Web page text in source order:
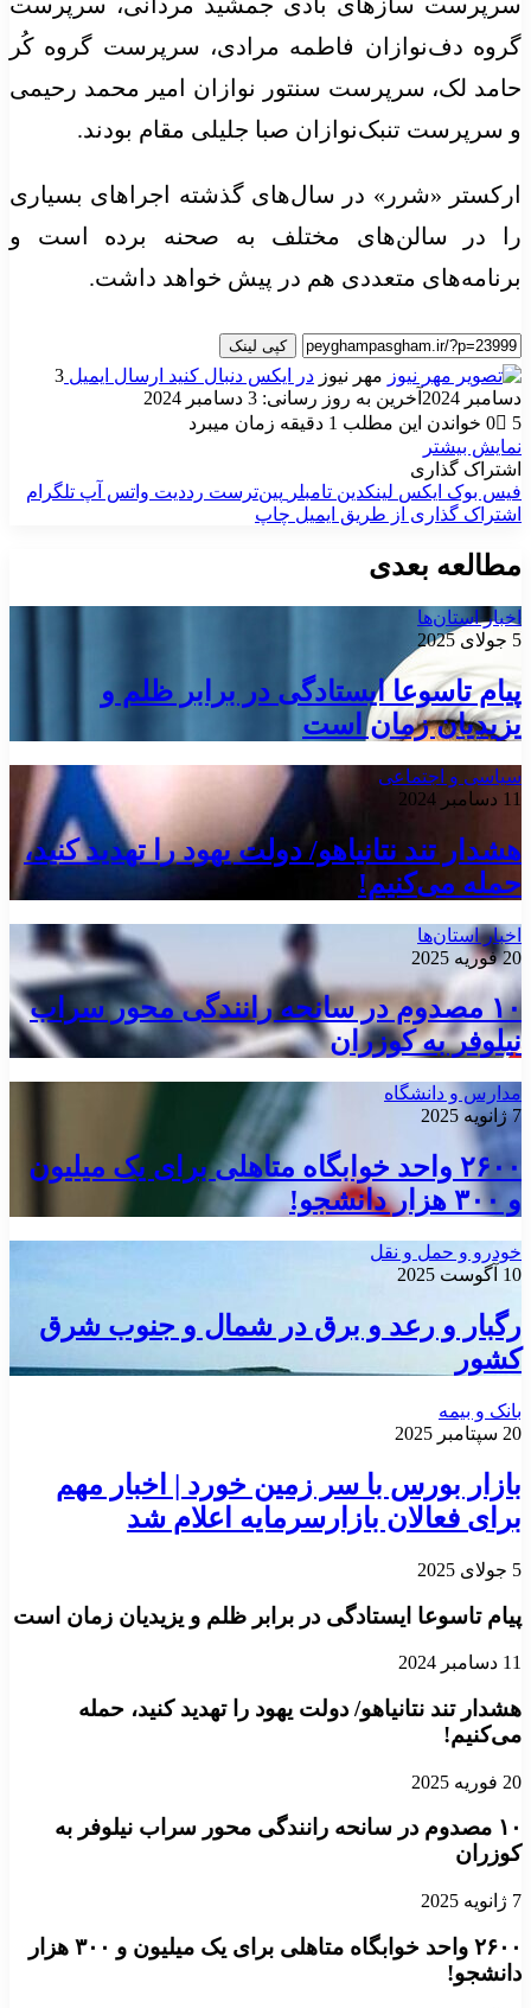
گروه دف‌نوازان فاطمه مرادی، سرپرست گروه کُر
حامد لک، سرپرست سنتور نوازان امیر محمد رحیمی
و سرپرست تنبک‌نوازان صبا جلیلی مقام بودند.
ارکستر «شرر» در سال‌های گذشته اجراهای بسیاری
را در سالن‌های مختلف به صحنه برده است و
برنامه‌های متعددی هم در پیش خواهد داشت.
کپی لینک
مهر نیوز در ایکس دنبال کنید ارسال ایمیل 3
دسامبر 2024
آخرین به روز رسانی: 3 دسامبر 2024
0
5
خواندن این مطلب 1 دقیقه زمان میبرد
نمایش بیشتر
اشتراک گذاری
فیس بوک ایکس لینکدین ‫تامبلر ‫پین‌ترست ‫رددیت واتس آپ تلگرام
اشتراک گذاری از طریق ایمیل چاپ
مطالعه بعدی
اخبار استان‌ها
5 جولای 2025
پیام تاسوعا ایستادگی در برابر ظلم و
یزیدیان زمان است
سیاسی و اجتماعی
11 دسامبر 2024
هشدار تند نتانیاهو/ دولت یهود را تهدید کنید،
حمله می‌کنیم!
اخبار استان‌ها
20 فوریه 2025
۱۰ مصدوم در سانحه رانندگی محور سراب
نیلوفر به کوزران
مدارس و دانشگاه
7 ژانویه 2025
۲۶۰۰ واحد خوابگاه متاهلی برای یک میلیون
و ۳۰۰ هزار دانشجو!
خودرو و حمل و نقل
10 آگوست 2025
رگبار و رعد و برق در شمال و جنوب شرق
کشور
بانک و بیمه
20 سپتامبر 2025
بازار بورس با سر زمین خورد | اخبار مهم
برای فعالان بازارسرمایه اعلام شد
5 جولای 2025
پیام تاسوعا ایستادگی در برابر ظلم و یزیدیان زمان است
11 دسامبر 2024
هشدار تند نتانیاهو/ دولت یهود را تهدید کنید، حمله
می‌کنیم!
20 فوریه 2025
۱۰ مصدوم در سانحه رانندگی محور سراب نیلوفر به
کوزران
7 ژانویه 2025
۲۶۰۰ واحد خوابگاه متاهلی برای یک میلیون و ۳۰۰ هزار
دانشجو!